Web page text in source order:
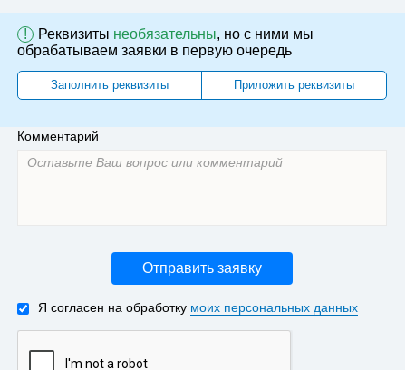
! Реквизиты необязательны, но с ними мы
обрабатываем заявки в первую очередь
Заполнить реквизиты Приложить реквизиты
Комментарий
Отправить заявку
Я согласен на обработку моих персональных данных